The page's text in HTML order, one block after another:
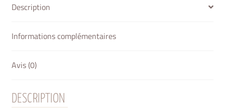
Description
Informations complémentaires
Avis (0)
DESCRIPTION